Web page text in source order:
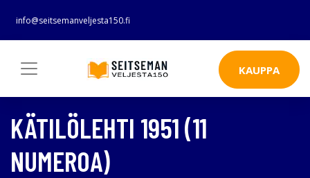
info@seitsemanveljesta150.fi
KAUPPA
KÄTILÖLEHTI 1951 (11
NUMEROA)